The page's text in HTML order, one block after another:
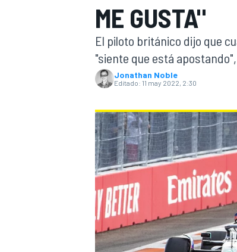
WEC
ME GUSTA"
El piloto británico dijo que
"siente que está
Jonathan Noble
Editado: 11 may 2022, 2:30